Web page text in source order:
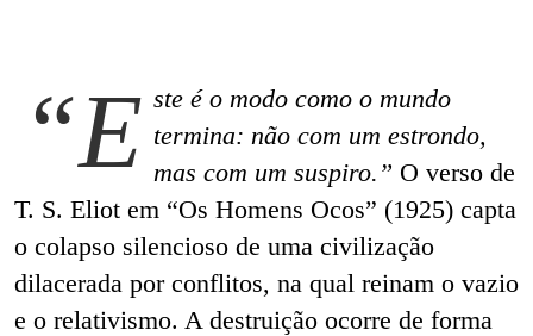
“E ste é o modo como o mundo
termina: não com um estrondo,
mas com um suspiro.” O verso de
T. S. Eliot em “Os Homens Ocos” (1925) capta
o colapso silencioso de uma civilização
dilacerada por conflitos, na qual reinam o vazio
e o relativismo. A destruição ocorre de forma